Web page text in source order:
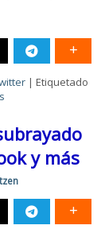
|Etiquetado
y más